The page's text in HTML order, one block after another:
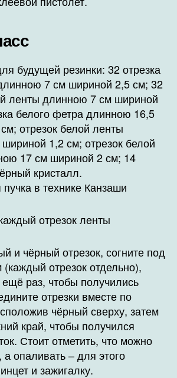
будущей резинки: 32 отрезка
7 см шириной 2,5 см; 32
ленты длинною 7 см шириной
белого фетра длинною 16,5
отрезок белой ленты
1,2 см; отрезок белой
17 см шириной 2 см; 14
кристалл.
отрезок ленты
и чёрный отрезок, согните под
отрезок отдельно),
ещё раз, чтобы получились
отрезки вместе по
чёрный сверху, затем
край, чтобы получился
Стоит отметить, что можно
опаливать – для этого
и зажигалку.